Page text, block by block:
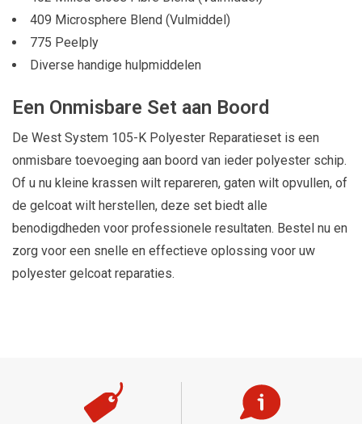
409 Microsphere Blend (Vulmiddel)
775 Peelply
Diverse handige hulpmiddelen
Een Onmisbare Set aan Boord
De West System 105-K Polyester Reparatieset is een
onmisbare toevoeging aan boord van ieder polyester schip.
Of u nu kleine krassen wilt repareren, gaten wilt opvullen, of
de gelcoat wilt herstellen, deze set biedt alle
benodigdheden voor professionele resultaten. Bestel nu en
zorg voor een snelle en effectieve oplossing voor uw
polyester gelcoat reparaties.